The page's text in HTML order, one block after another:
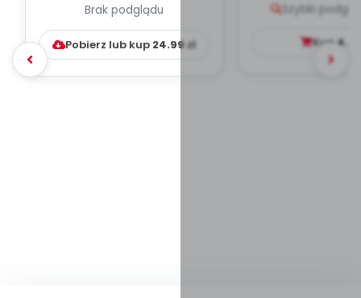
WYCHOWAWCZO –
DYDAKTYC...
Brak podglądu
Pobierz lub kup 24.99zł
Szybki
Kup